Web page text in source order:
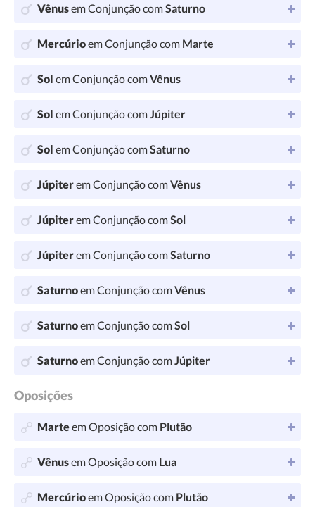
Vênusem Conjunção comSaturno
Mercúrioem Conjunção com Marte
Sol em Conjunção comVênus
Sol em Conjunção comJúpiter
Sol em Conjunção comSaturno
Júpiterem Conjunção comVênus
Júpiterem Conjunção comSol
Júpiterem Conjunção comSaturno
Saturnoem Conjunção comVênus
Saturnoem Conjunção comSol
Saturnoem Conjunção comJúpiter
Oposições
Marteem Oposição com Plutão
Vênusem Oposição com Lua
Mercúrioem Oposição com Plutão